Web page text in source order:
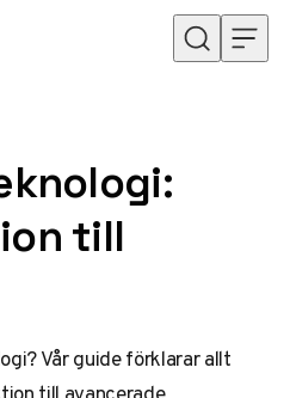
till
Vår guide förklarar allt